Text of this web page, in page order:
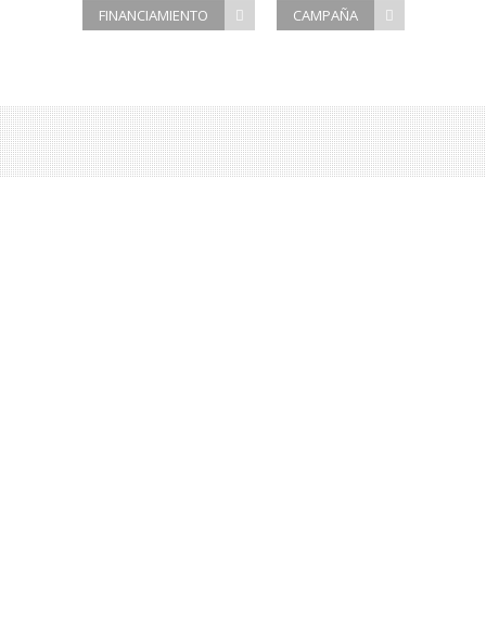
FINANCIAMIENTO CAMPAÑA